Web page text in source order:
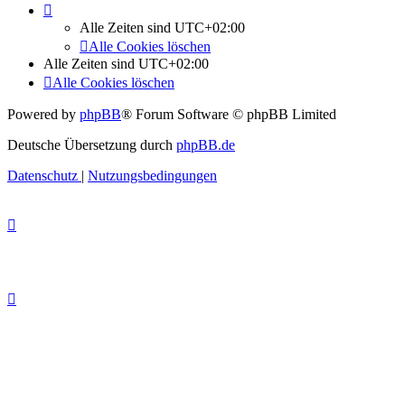
Alle Zeiten sind UTC+02:00
Alle Cookies löschen
Alle Zeiten sind UTC+02:00
Alle Cookies löschen
Powered by phpBB® Forum Software © phpBB Limited
Deutsche Übersetzung durch phpBB.de
Datenschutz | Nutzungsbedingungen